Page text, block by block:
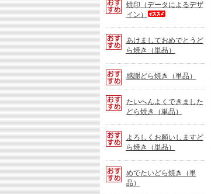
す
め
品
焼印（データによるデザ
イン）
あけましておめでとうど
ら焼き（単品）
感謝どら焼き（単品）
たいへんよくできました
どら焼き（単品）
よろしくお願いしますど
ら焼き（単品）
めでたいどら焼き（単
品）